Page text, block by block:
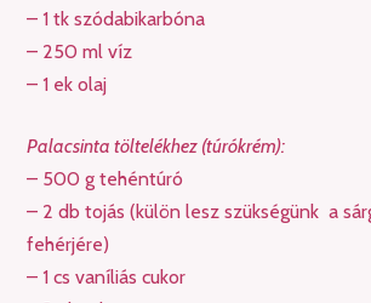
– 1 tk szódabikarbóna
– 250 ml víz
– 1 ek olaj
Palacsinta töltelékhez (túrókrém):
– 500 g tehéntúró
– 2 db tojás (külön lesz szükségünk a
fehérjére)
– 1 cs vaníliás cukor